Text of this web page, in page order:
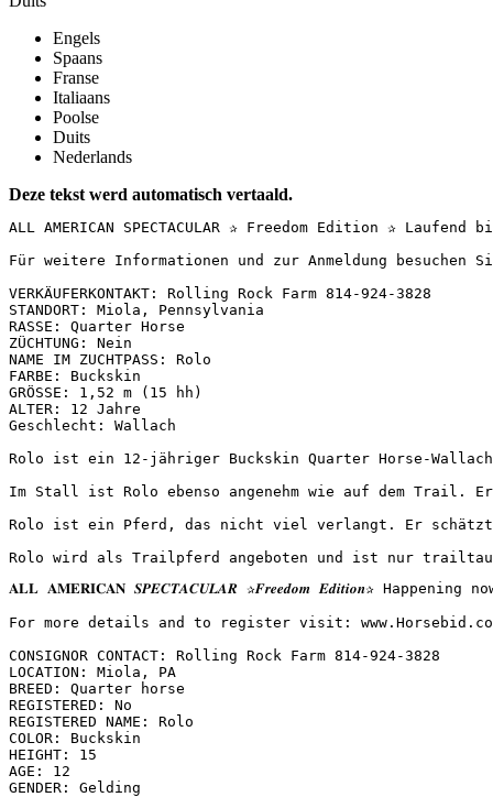
Engels
Spaans
Franse
Italiaans
Poolse
Duits
Nederlands
Deze tekst werd automatisch vertaald.
ALL AMERICAN SPECTACULAR ✰ Freedom Edition ✰
Für weitere Informationen und zur Anmeldung besuchen
VERKÄUFERKONTAKT: Rolling Rock Farm 814-924-3828
STANDORT: Miola, Pennsylvania
RASSE: Quarter Horse
ZÜCHTUNG: Nein
NAME IM ZUCHTPASS: Rolo
FARBE: Buckskin
GRÖSSE: 1,52 m (15 hh)
ALTER: 12 Jahre
Geschlecht: Wallach
Rolo ist ein 12-jähriger Buckskin Quarter Horse-
Im Stall ist Rolo ebenso angenehm wie auf dem Trail.
Rolo ist ein Pferd, das nicht viel verlangt. Er schätzt
Rolo wird als Trailpferd angeboten und ist nur
𝐀𝐋𝐋 𝐀𝐌𝐄𝐑𝐈𝐂𝐀𝐍 𝑺𝑷𝑬𝑪𝑻𝑨𝑪𝑼𝑳𝑨𝑹 ✰𝑭𝒓𝒆𝒆𝒅𝒐𝒎 𝑬𝒅𝒊𝒕𝒊𝒐𝒏✰
For more details and to register visit:
CONSIGNOR CONTACT: Rolling Rock Farm 814-924-3828
LOCATION: Miola, PA
BREED: Quarter horse
REGISTERED: No
REGISTERED NAME: Rolo
COLOR: Buckskin
HEIGHT: 15
AGE: 12
GENDER: Gelding